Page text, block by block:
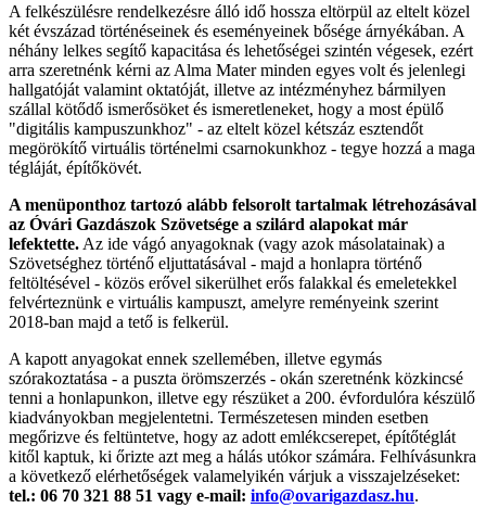
A felkészülésre rendelkezésre álló idő hossza eltörpül az eltelt közel
két évszázad történéseinek és eseményeinek bősége árnyékában. A
néhány lelkes segítő kapacitása és lehetőségei szintén végesek, ezért
arra szeretnénk kérni az Alma Mater minden egyes volt és jelenlegi
hallgatóját valamint oktatóját, illetve az intézményhez bármilyen
szállal kötődő ismerősöket és ismeretleneket, hogy a most épülő
"digitális kampuszunkhoz" - az eltelt közel kétszáz esztendőt
megörökítő virtuális történelmi csarnokunkhoz - tegye hozzá a maga
tégláját, építőkövét.
A menüponthoz tartozó alább felsorolt tartalmak létrehozásával
az Óvári Gazdászok Szövetsége a szilárd alapokat már
lefektette. Az ide vágó anyagoknak (vagy azok másolatainak) a
Szövetséghez történő eljuttatásával - majd a honlapra történő
feltöltésével - közös erővel sikerülhet erős falakkal és emeletekkel
felvérteznünk e virtuális kampuszt, amelyre reményeink szerint
2018-ban majd a tető is felkerül.
A kapott anyagokat ennek szellemében, illetve egymás
szórakoztatása - a puszta örömszerzés - okán szeretnénk közkincsé
tenni a honlapunkon, illetve egy részüket a 200. évfordulóra készülő
kiadványokban megjelentetni. Természetesen minden esetben
megőrizve és feltüntetve, hogy az adott emlékcserepet, építőtéglát
kitől kaptuk, ki őrizte azt meg a hálás utókor számára. Felhívásunkra
a következő elérhetőségek valamelyikén várjuk a visszajelzéseket:
tel.: 06 70 321 88 51 vagy e-mail: info@ovarigazdasz.hu.